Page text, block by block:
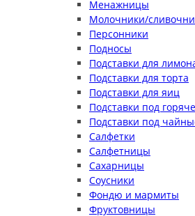
Менажницы
Молочники/
Персонники
Подносы
Подставки для
Подставки для торта
Подставки для яиц
Подставки под
Подставки под
Салфетки
Салфетницы
Сахарницы
Соусники
Фондю и мармиты
Фруктовницы